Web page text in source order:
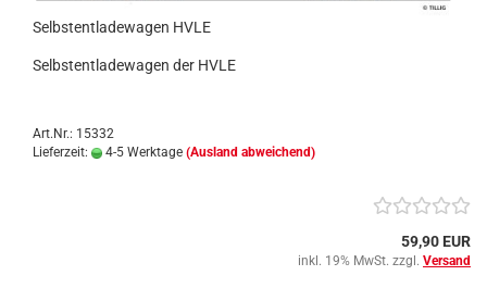
Selbstentladewagen HVLE
Selbstentladewagen der HVLE
Art.Nr.: 15332
Lieferzeit:
4-5 Werktage (Ausland abweichend)
59,90 EUR
inkl. 19% MwSt. zzgl. Versand